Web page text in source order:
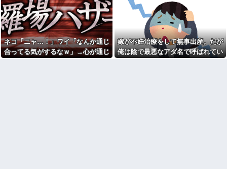
になった。でも父だけが姉へ理
不尽な要求ばかり押し付けてい
て…
30過ぎて初めてできた彼女と
付き合って2週間で別れた。初デ
ートで冷めるシーンが多すぎ
旦那に子供を預けて妹&姪っ子
達を遊びに連れて行って、一日
2/2妻が社内不倫してた。間男
に電話して不倫を認めさせる。
さて、これから汚物らには制裁
を受けてもらうのだが問題は証
拠がない事。一か八かで請求す
るか、それとも泣き寝入りする
か…
ネコ「ニャ…！」ワイ「なんか通じ
合ってる気がするなｗ」→心が通じ
嫁が不妊治療をして無事出産。だが
俺は陰で最悪なアダ名で呼ばれてい